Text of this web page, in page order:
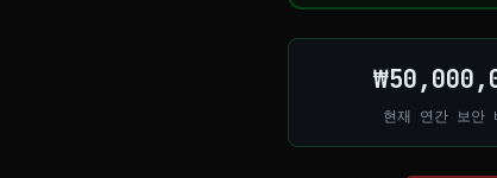
현재 연간 보안